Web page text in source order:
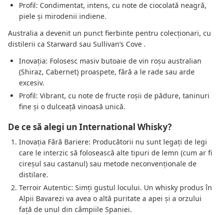
Profil: Condimentat, intens, cu note de ciocolată neagră,
piele și mirodenii indiene.
Australia a devenit un punct fierbinte pentru colecționari, cu
distilerii ca Starward sau Sullivan’s Cove .
Inovația: Folosesc masiv butoaie de vin roșu australian
(Shiraz, Cabernet) proaspete, fără a le rade sau arde
excesiv.
Profil: Vibrant, cu note de fructe roșii de pădure, taninuri
fine și o dulceață vinoasă unică.
De ce să alegi un International Whisky?
Inovația Fără Bariere: Producătorii nu sunt legați de legi
care le interzic să folosească alte tipuri de lemn (cum ar fi
cireșul sau castanul) sau metode neconvenționale de
distilare.
Terroir Autentic: Simți gustul locului. Un whisky produs în
Alpii Bavarezi va avea o altă puritate a apei și a orzului
față de unul din câmpiile Spaniei.